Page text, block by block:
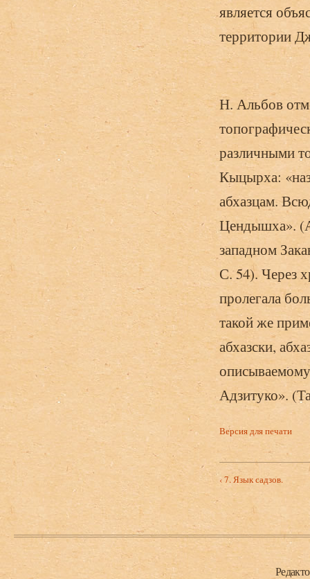
является
территории
Н. Альбов
различными
Кыцырха:
абхазцам.
Цендышха».
западном
С. 54). Через
пролегала
такой же
абхазски,
Адзитуко».
Версия для печати
‹ 7. Язык садзов.
Нижний колонтитул